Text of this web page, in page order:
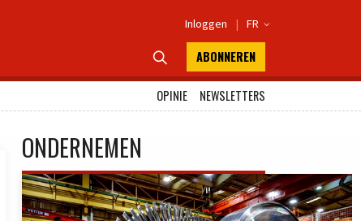
Inloggen | FR 
 ABONNEREN
OPINIE
NEWSLETTERS
ONDERNEMEN